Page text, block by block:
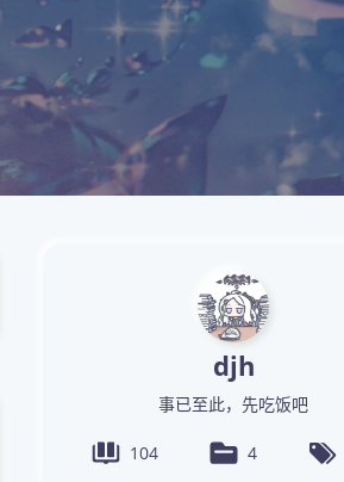
djh
事已至此，先吃饭吧
104 4